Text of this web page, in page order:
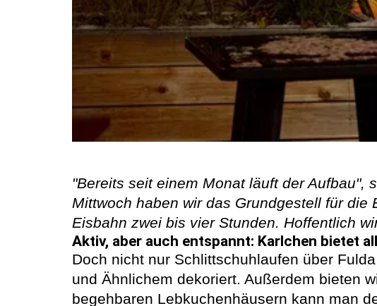
"Bereits seit einem Monat läuft der Aufbau",
Mittwoch haben wir das Grundgestell für
Eisbahn zwei bis vier Stunden. Hoffentlich
Aktiv, aber auch entspannt: Karlchen bietet
Doch nicht nur Schlittschuhlaufen über
und Ähnlichem dekoriert. Außerdem bieten
begehbaren Lebkuchenhäusern kann man